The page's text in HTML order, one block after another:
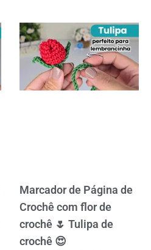
Marcador de Página de
Crochê com flor de
crochê 🌷 Tulipa de
crochê 😍